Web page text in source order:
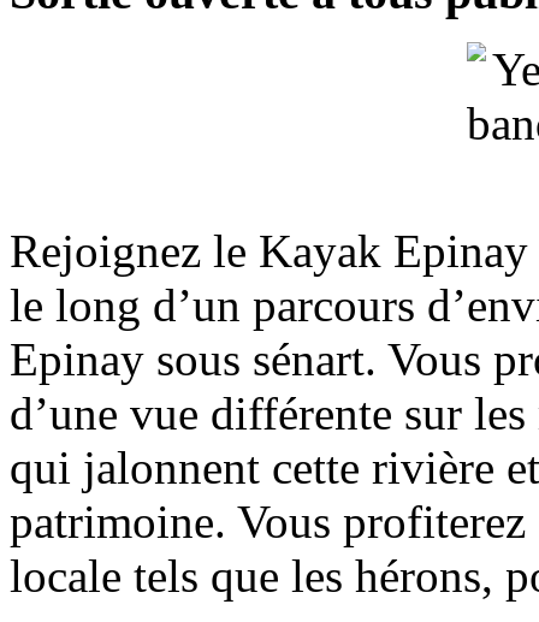
Rejoignez le Kayak
le long d’un parcours
Epinay sous sénart. Vous
d’une vue différente sur
qui jalonnent cette rivière
patrimoine. Vous
locale tels que les hérons,